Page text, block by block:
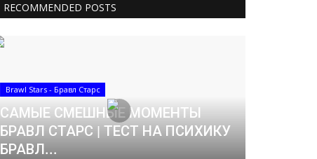
RECOMMENDED POSTS
Brawl Stars - Бравл Старс
САМЫЕ СМЕШНЫЕ МОМЕНТЫ
БРАВЛ СТАРС | ТЕСТ НА ПСИХИКУ
БРАВЛ...